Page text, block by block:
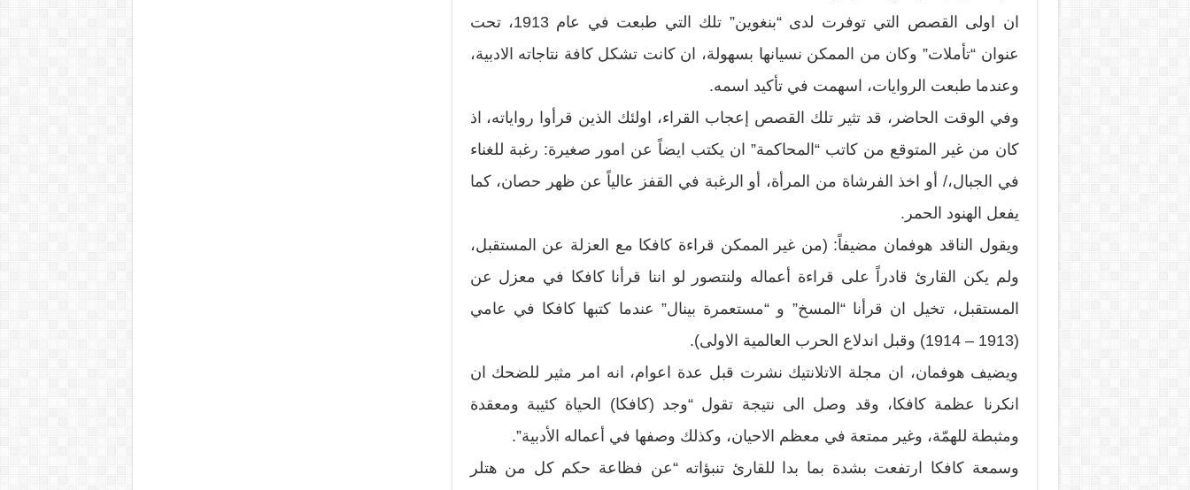
ان اولى القصص التي توفرت لدى “بنغوين” تلك التي طبعت في عام 1913، تحت
عنوان “تأملات” وكان من الممكن نسيانها بسهولة، ان كانت تشكل كافة نتاجاته الادبية،
وعندما طبعت الروايات، اسهمت في تأكيد اسمه.
وفي الوقت الحاضر، قد تثير تلك القصص إعجاب القراء، اولئك الذين قرأوا رواياته، اذ
كان من غير المتوقع من كاتب “المحاكمة” ان يكتب ايضاً عن امور صغيرة: رغبة للغناء
في الجبال،/ أو اخذ الفرشاة من المرأة، أو الرغبة في القفز عالياً عن ظهر حصان، كما
يفعل الهنود الحمر.
ويقول الناقد هوفمان مضيفاً: (من غير الممكن قراءة كافكا مع العزلة عن المستقبل،
ولم يكن القارئ قادراً على قراءة أعماله ولنتصور لو اننا قرأنا كافكا في معزل عن
المستقبل، تخيل ان قرأنا “المسخ” و “مستعمرة بينال” عندما كتبها كافكا في عامي
(1913 – 1914) وقبل اندلاع الحرب العالمية الاولى).
ويضيف هوفمان، ان مجلة الاتلانتيك نشرت قبل عدة اعوام، انه امر مثير للضحك ان
انكرنا عظمة كافكا، وقد وصل الى نتيجة تقول “وجد (كافكا) الحياة كئيبة ومعقدة
ومثبطة للهمّة، وغير ممتعة في معظم الاحيان، وكذلك وصفها في أعماله الأدبية”.
وسمعة كافكا ارتفعت بشدة بما بدا للقارئ تنبؤاته “عن فظاعة حكم كل من هتلر